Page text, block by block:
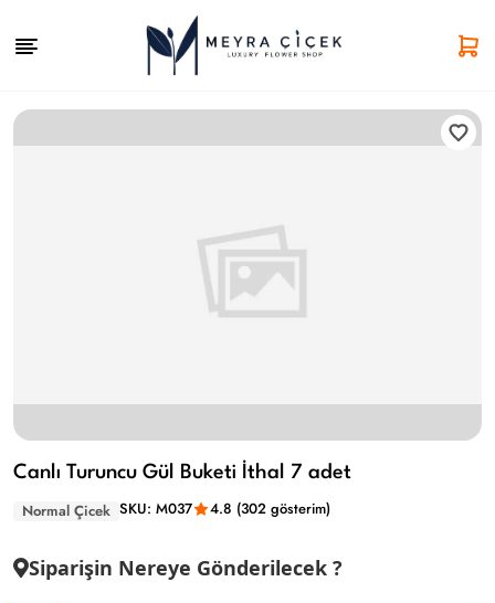
Canlı Turuncu Gül Buketi İthal 7 adet
Normal Çicek SKU: M037 4.8 (302 gösterim)
Siparişin Nereye Gönderilecek ?